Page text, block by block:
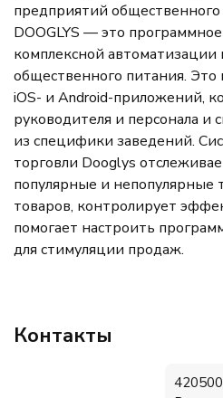
предприятий
DOOGLYS — это
комплексной
общественного питания. Это
iOS- и Android-приложений,
руководителя и персонала и
из специфики заведений.
торговли Dooglys
популярные и непопулярные
товаров, контролирует
помогает настроить
для стимуляции продаж.
Контакты